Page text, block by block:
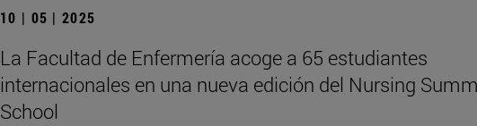
10 | 05 | 2025
La Facultad de Enfermería acoge a 65 estudiantes
internacionales en una nueva edición del Nursing
School